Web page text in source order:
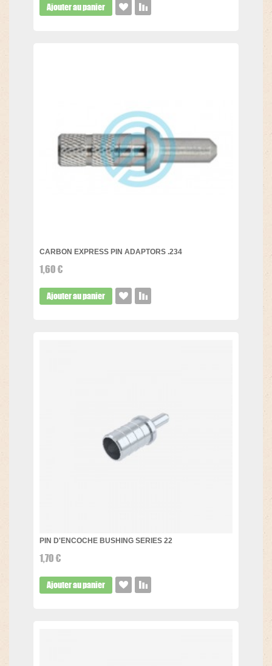
Ajouter au panier
CARBON EXPRESS PIN ADAPTORS .234
1,60 €
Ajouter au panier
PIN D'ENCOCHE BUSHING SERIES 22
1,70 €
Ajouter au panier